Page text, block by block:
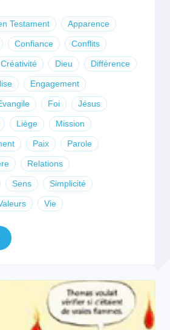
Testament Apparence
Confiance Conflits
Créativité Dieu Différence
Engagement
Foi Jésus
Liège Mission
Paix Parole
Relations
Sens Simplicité
Vie